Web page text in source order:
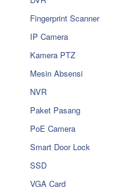
Fingerprint Scanner
IP Camera
Kamera PTZ
Mesin Absensi
NVR
Paket Pasang
PoE Camera
Smart Door Lock
SSD
VGA Card